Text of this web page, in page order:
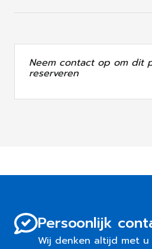
Neem contact op om dit
reserveren
Persoonlijk
Wij denken altijd met u